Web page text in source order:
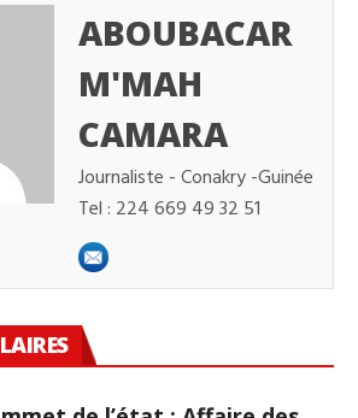
ABOUBACAR
M'MAH
CAMARA
Journaliste - Conakry -Guinée
Tel : 224 669 49 32 51